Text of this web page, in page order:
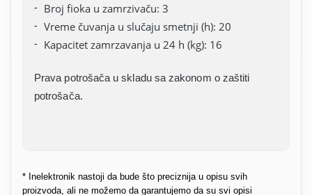
Broj fioka u zamrzivaču: 3
Vreme čuvanja u slučaju smetnji (h): 20
Kapacitet zamrzavanja u 24 h (kg): 16
Prava potrošača u skladu sa zakonom o zaštiti
potrošača.
* Inelektronik nastoji da bude što preciznija u opisu svih
proizvoda, ali ne možemo da garantujemo da su svi opisi